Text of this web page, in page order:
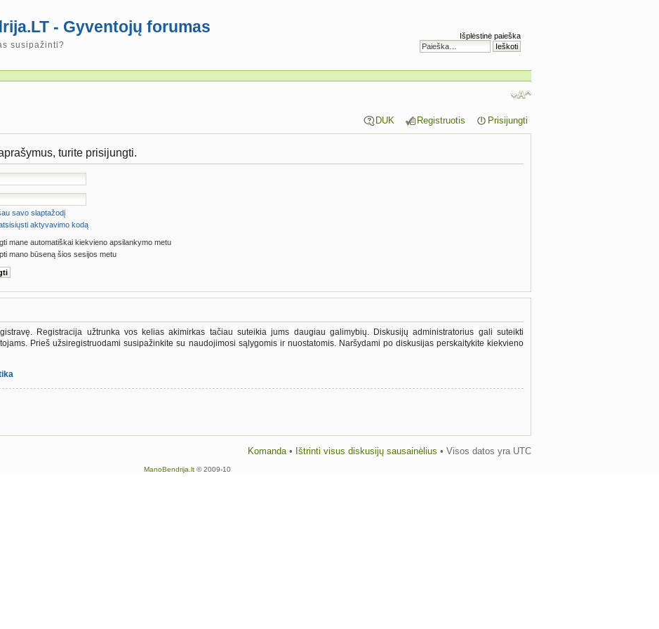
- Gyventojų forumas
susipažinti?
Išplėstinė paieška
DUK Registruotis Prisijungti
turite prisijungti.
savo slaptažodį
aktyvavimo kodą
mane automatiškai kiekvieno apsilankymo metu
mano būseną šios sesijos metu
Registracija užtrunka vos kelias akimirkas tačiau suteikia jums daugiau galimybių. Diskusijų administratorius gali suteikti
Prieš užsiregistruodami susipažinkite su naudojimosi sąlygomis ir nuostatomis. Naršydami po diskusijas perskaitykite kiekvieno
Komanda • Ištrinti visus diskusijų sausainėlius • Visos datos yra UTC
ManoBendrija.lt © 2009-10